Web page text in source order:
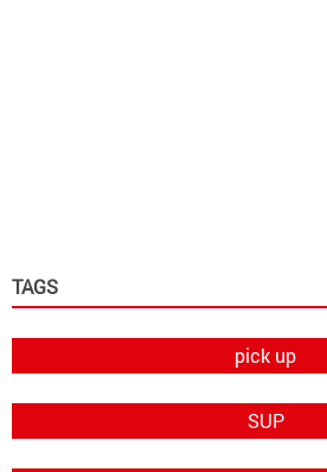
TAGS
pick up
SUP